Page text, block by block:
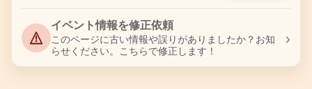
イベント情報を修正依頼
このページに古い情報や誤りがありましたか？お知
らせください。こちらで修正します！
›